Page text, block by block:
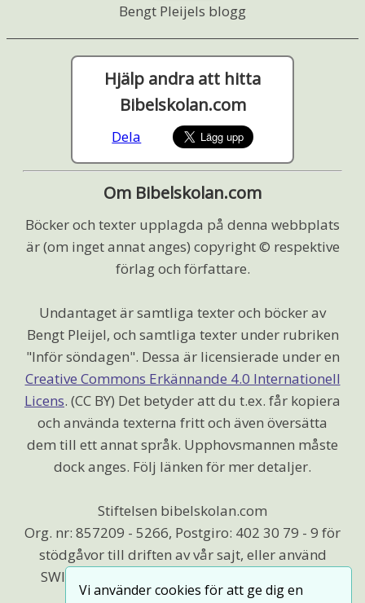
Vi använder cookies för att ge dig en
Bengt Pleijels blogg
Hjälp andra att hitta
Bibelskolan.com
Dela
Om Bibelskolan.com
Böcker och texter upplagda på denna webbplats
är (om inget annat anges) copyright © respektive
förlag och författare.
Undantaget är samtliga texter och böcker av
Bengt Pleijel, och samtliga texter under rubriken
"Inför söndagen". Dessa är licensierade under en
Creative Commons Erkännande 4.0 Internationell
Licens. (CC BY) Det betyder att du t.ex. får kopiera
och använda texterna fritt och även översätta
dem till ett annat språk. Upphovsmannen måste
dock anges. Följ länken för mer detaljer.
Stiftelsen bibelskolan.com
Org. nr: 857209 - 5266, Postgiro: 402 30 79 - 9 för
stödgåvor till driften av vår sajt, eller använd
SWISH (123 574 99 40) vi är beroende av Din
hjälp.